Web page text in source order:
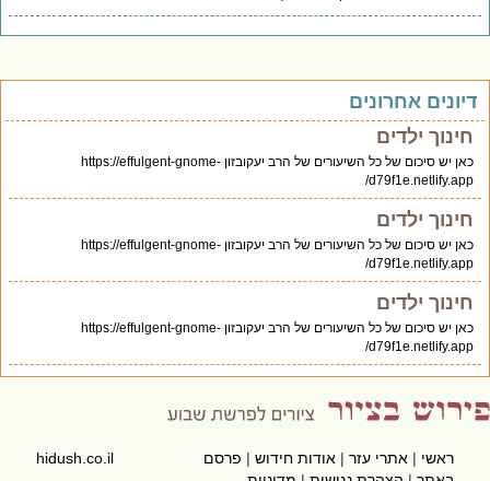
אחרונים
חינוך ילדים
כאן יש סיכום של כל השיעורים של הרב יעקובזון https://effulgent-gnome-
d79f1e.netlify.app/
חינוך ילדים
כאן יש סיכום של כל השיעורים של הרב יעקובזון https://effulgent-gnome-
d79f1e.netlify.app/
חינוך ילדים
כאן יש סיכום של כל השיעורים של הרב יעקובזון https://effulgent-gnome-
d79f1e.netlify.app/
ראשי|אתרי עזר|אודות חידוש|פרסם
hidush.co.il